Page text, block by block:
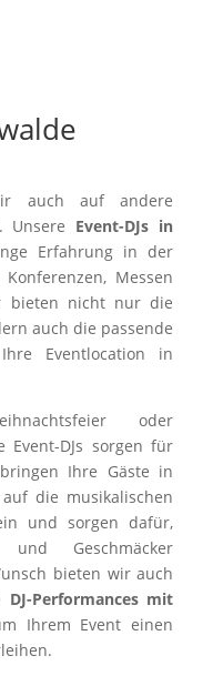
auch auf andere
Unsere Event-DJs in
Erfahrung in der
Messen
bieten nicht nur die
auch die passende
Eventlocation in
oder
Event-DJs sorgen für
Ihre Gäste in
die musikalischen
und sorgen dafür,
Geschmäcker
bieten wir auch
DJ-Performances mit
Ihrem Event einen